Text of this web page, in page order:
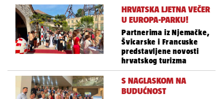
HRVATSKA LJETNA VEČER
U EUROPA-PARKU!
Partnerima iz Njemačke,
Švicarske i Francuske
predstavljene novosti
hrvatskog turizma
S NAGLASKOM NA
BUDUĆNOST